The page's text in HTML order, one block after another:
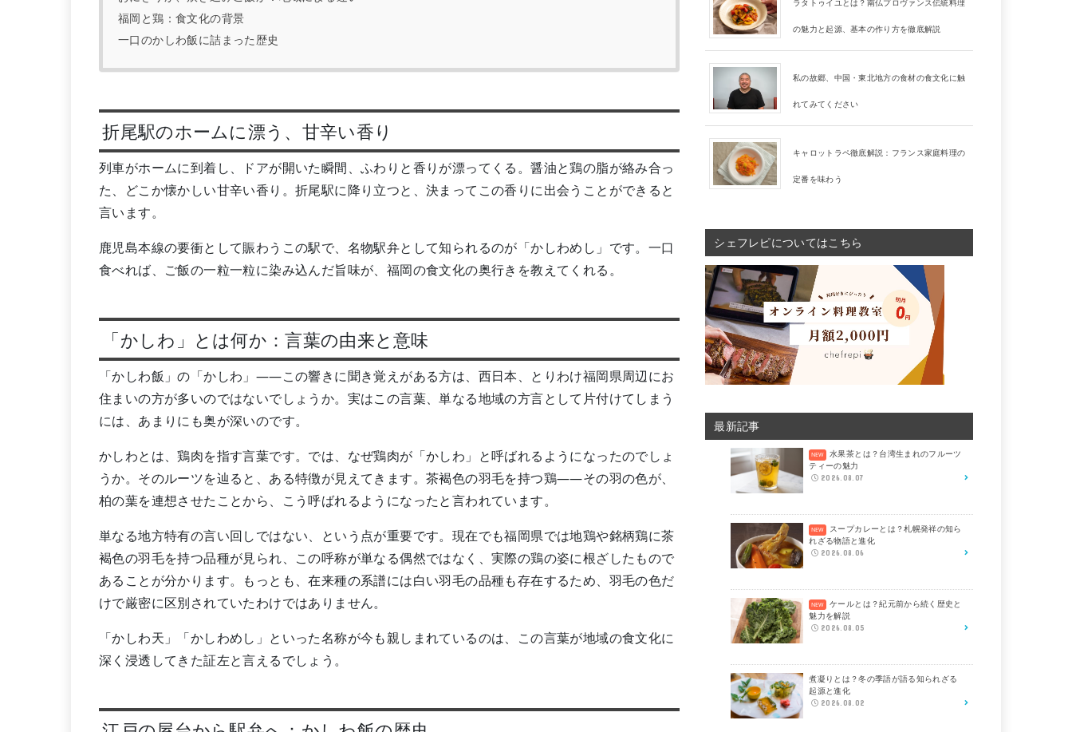
福岡と鶏：食文化の背景
一口のかしわ飯に詰まった歴史
折尾駅のホームに漂う、甘辛い香り
列車がホームに到着し、ドアが開いた瞬間、ふわりと香りが漂ってくる。醤油と鶏の脂が絡み合っ
た、どこか懐かしい甘辛い香り。折尾駅に降り立つと、決まってこの香りに出会うことができると
言います。
鹿児島本線の要衝として賑わうこの駅で、名物駅弁として知られるのが「かしわめし」です。一口
食べれば、ご飯の一粒一粒に染み込んだ旨味が、福岡の食文化の奥行きを教えてくれる。
「かしわ」とは何か：言葉の由来と意味
「かしわ飯」の「かしわ」——この響きに聞き覚えがある方は、西日本、とりわけ福岡県周辺にお
住まいの方が多いのではないでしょうか。実はこの言葉、単なる地域の方言として片付けてしまう
には、あまりにも奥が深いのです。
かしわとは、鶏肉を指す言葉です。では、なぜ鶏肉が「かしわ」と呼ばれるようになったのでしょ
うか。そのルーツを辿ると、ある特徴が見えてきます。茶褐色の羽毛を持つ鶏——その羽の色が、
柏の葉を連想させたことから、こう呼ばれるようになったと言われています。
単なる地方特有の言い回しではない、という点が重要です。現在でも福岡県では地鶏や銘柄鶏に茶
褐色の羽毛を持つ品種が見られ、この呼称が単なる偶然ではなく、実際の鶏の姿に根ざしたもので
あることが分かります。もっとも、在来種の系譜には白い羽毛の品種も存在するため、羽毛の色だ
けで厳密に区別されていたわけではありません。
「かしわ天」「かしわめし」といった名称が今も親しまれているのは、この言葉が地域の食文化に
深く浸透してきた証左と言えるでしょう。
の魅力と起源、基本の作り方を徹底解説
私の故郷、中国・東北地方の食材の食文化に触
れてみてください
キャロットラペ徹底解説：フランス家庭料理の
定番を味わう
シェフレピについてはこちら
最新記事
水果茶とは？台湾生まれのフルーツ
ティーの魅力
2026.08.07
スープカレーとは？札幌発祥の知ら
れざる物語と進化
2026.08.06
ケールとは？紀元前から続く歴史と
魅力を解説
2026.08.05
煮凝りとは？冬の季語が語る知られざる
起源と進化
2026.08.02